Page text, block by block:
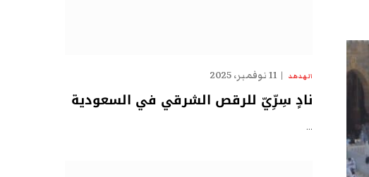
الهدهد 11 نوفمبر، 2025
نادٍ سِرِّيّ للرقص الشرقي في السعودية
…